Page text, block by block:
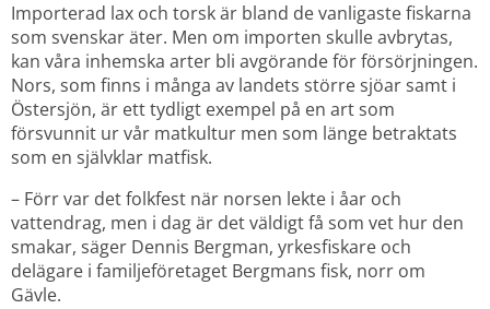
Importerad lax och torsk är bland de vanligaste fiskarna
som svenskar äter. Men om importen skulle avbrytas,
kan våra inhemska arter bli avgörande för försörjningen.
Nors, som finns i många av landets större sjöar samt i
Östersjön, är ett tydligt exempel på en art som
försvunnit ur vår matkultur men som länge betraktats
som en självklar matfisk.
– Förr var det folkfest när norsen lekte i åar och
vattendrag, men i dag är det väldigt få som vet hur den
smakar, säger Dennis Bergman, yrkesfiskare och
delägare i familjeföretaget Bergmans fisk, norr om
Gävle.